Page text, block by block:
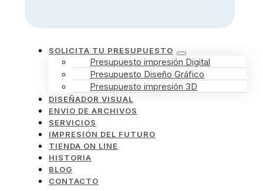
SOLICITA TU PRESUPUESTO
Presupuesto impresión Digital
Presupuesto Diseño Gráfico
Presupuesto impresión 3D
DISEÑADOR VISUAL
ENVÍO DE ARCHIVOS
SERVICIOS
IMPRESIÓN DEL FUTURO
TIENDA ON LINE
HISTORIA
BLOG
CONTACTO